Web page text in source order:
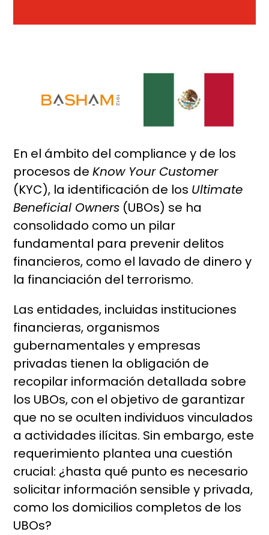
En el ámbito del compliance y de los
procesos deKnow Your Customer
(KYC), la identificación de los Ultimate
Beneficial Owners (UBOs) se ha
consolidado como un pilar
fundamental para prevenir delitos
financieros, como el lavado de dinero y
la financiación del terrorismo.
Las entidades, incluidas instituciones
financieras, organismos
gubernamentales y empresas
privadas tienen la obligación de
recopilar información detallada sobre
los UBOs, con el objetivo de garantizar
que no se oculten individuos vinculados
a actividades ilícitas. Sin embargo, este
requerimiento plantea una cuestión
crucial: ¿hasta qué punto es necesario
solicitar información sensible y privada,
como los domicilios completos de los
UBOs?